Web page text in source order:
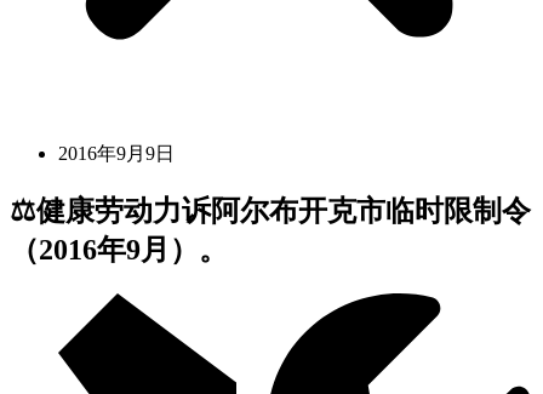
2016年9月9日
⚖️健康劳动力诉阿尔布开克市临时限制令
（2016年9月）。